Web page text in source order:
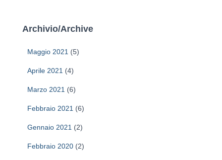
Archivio/Archive
Maggio 2021 (5)
Aprile 2021 (4)
Marzo 2021 (6)
Febbraio 2021 (6)
Gennaio 2021 (2)
Febbraio 2020 (2)